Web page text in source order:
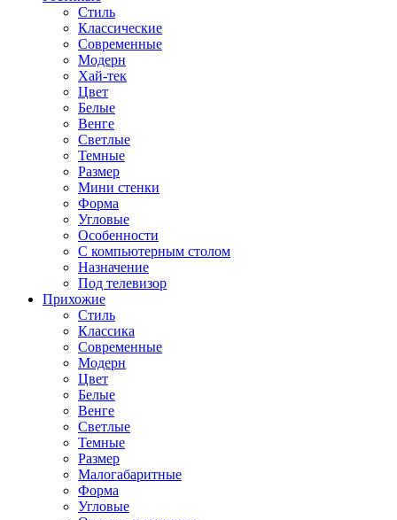
Стиль
Классические
Современные
Модерн
Хай-тек
Цвет
Белые
Венге
Светлые
Темные
Размер
Мини стенки
Форма
Угловые
Особенности
С компьютерным столом
Назначение
Под телевизор
Прихожие
Стиль
Классика
Современные
Модерн
Цвет
Белые
Венге
Светлые
Темные
Размер
Малогабаритные
Форма
Угловые